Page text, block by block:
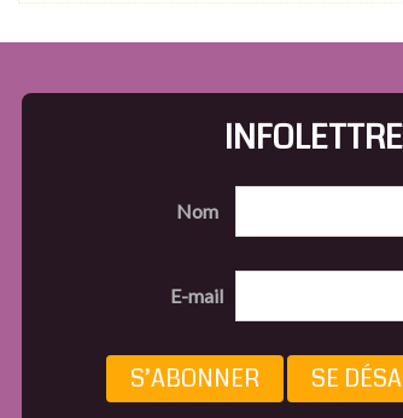
INFOLETTRE
Nom
E-mail
S’ABONNER SE